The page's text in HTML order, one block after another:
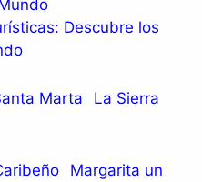
Descubre los
La Sierra
Margarita un